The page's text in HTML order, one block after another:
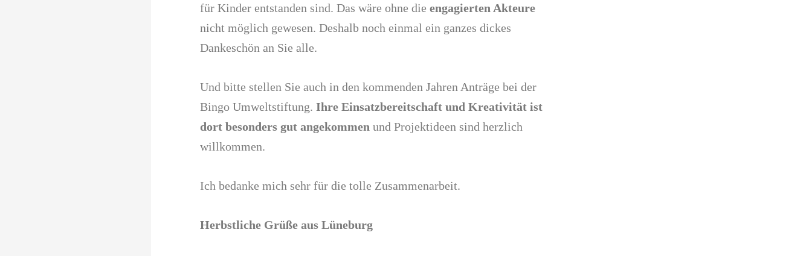
für Kinder entstanden sind. Das wäre ohne die engagierten Akteure
nicht möglich gewesen. Deshalb noch einmal ein ganzes dickes
Dankeschön an Sie alle.
Und bitte stellen Sie auch in den kommenden Jahren Anträge bei der
Bingo Umweltstiftung. Ihre Einsatzbereitschaft und Kreativität ist
dort besonders gut angekommen und Projektideen sind herzlich
willkommen.
Ich bedanke mich sehr für die tolle Zusammenarbeit.
Herbstliche Grüße aus Lüneburg